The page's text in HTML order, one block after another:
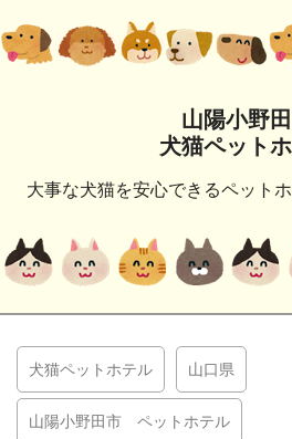
山陽小野
犬猫ペット
大事な犬猫を安心できるペット
犬猫ペットホテル 山口県
山陽小野田市 ペットホテル